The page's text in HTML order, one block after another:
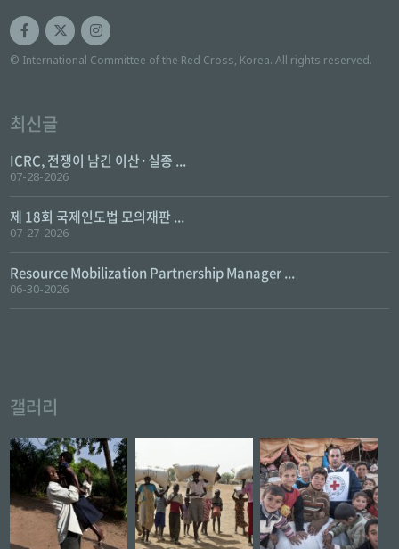
© International Committee of the Red Cross, Korea. All rights reserved.
최신글
ICRC, 전쟁이 남긴 이산·실종 ...
07-28-2026
제 18회 국제인도법 모의재판 ...
07-27-2026
Resource Mobilization Partnership Manager ...
06-30-2026
갤러리